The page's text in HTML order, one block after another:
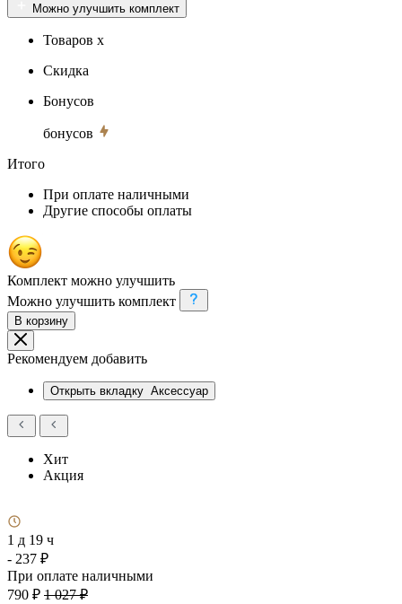
Можно улучшить комплект
Товаров x
Скидка
Бонусов
бонусов
Итого
При оплате наличными
Другие способы оплаты
Комплект можно улучшить
Можно улучшить комплект
В корзину
Рекомендуем добавить
Открыть вкладку Аксессуар
Хит
Акция
1 д 19 ч
- 237 ₽
При оплате наличными
790 ₽ 1 027 ₽